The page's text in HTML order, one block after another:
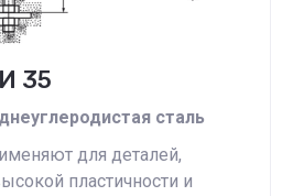
35
сталь
для деталей,
пластичности и